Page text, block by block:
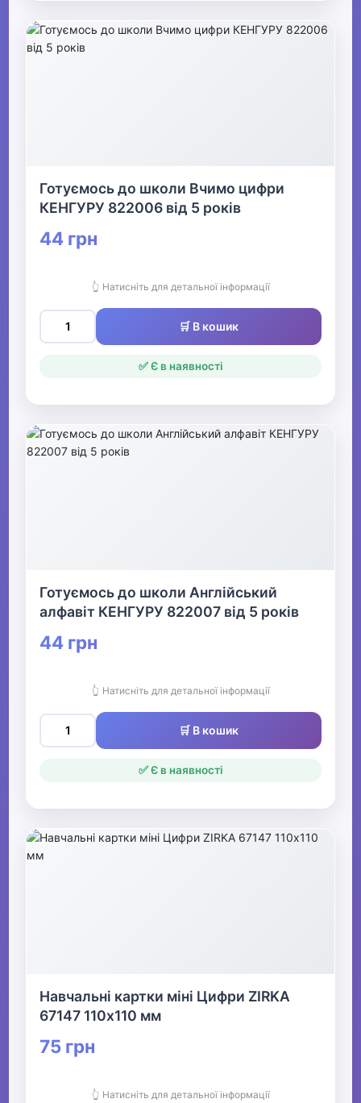
Готуємось до школи Вчимо цифри
КЕНГУРУ 822006 від 5 років
44 грн
👆 Натисніть для детальної інформації
🛒 В кошик
✅ Є в наявності
Готуємось до школи Англійський
алфавіт КЕНГУРУ 822007 від 5 років
44 грн
👆 Натисніть для детальної інформації
🛒 В кошик
✅ Є в наявності
Навчальні картки міні Цифри ZIRKA
67147 110х110 мм
75 грн
👆 Натисніть для детальної інформації